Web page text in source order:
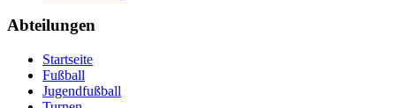
Abteilungen
Startseite
Fußball
Jugendfußball